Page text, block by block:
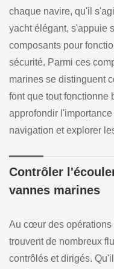
chaque navire, qu'il
yacht élégant, s'appuie
composants pour
sécurité. Parmi ces
marines se distinguent
font que tout fonctionne
approfondir
navigation et explorer
Contrôler
vannes marines
Au cœur des opérations
trouvent de nombreux
contrôlés et dirigés.